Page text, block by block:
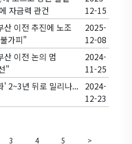
자금력 관건
12-15
이전 추진에 노조
가피"
2025-
12-08
이전 논의 멈
"
2024-
11-25
2~3년 뒤로 밀리나...
2024-
12-23
3 4 5 >